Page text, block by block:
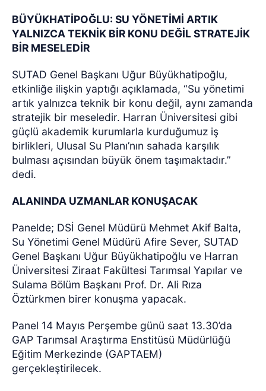
BÜYÜKHATİPOĞLU: SU YÖNETİMİ ARTIK
YALNIZCA TEKNİK BİR KONU DEĞİL STRATEJİK
BİR MESELEDİR
SUTAD Genel Başkanı Uğur Büyükhatipoğlu,
etkinliğe ilişkin yaptığı açıklamada, “Su yönetimi
artık yalnızca teknik bir konu değil, aynı zamanda
stratejik bir meseledir. Harran Üniversitesi gibi
güçlü akademik kurumlarla kurduğumuz iş
birlikleri, Ulusal Su Planı’nın sahada karşılık
bulması açısından büyük önem taşımaktadır.”
dedi.
ALANINDA UZMANLAR KONUŞACAK
Panelde; DSİ Genel Müdürü Mehmet Akif Balta,
Su Yönetimi Genel Müdürü Afire Sever, SUTAD
Genel Başkanı Uğur Büyükhatipoğlu ve Harran
Üniversitesi Ziraat Fakültesi Tarımsal Yapılar ve
Sulama Bölüm Başkanı Prof. Dr. Ali Rıza
Öztürkmen birer konuşma yapacak.
Panel 14 Mayıs Perşembe günü saat 13.30’da
GAP Tarımsal Araştırma Enstitüsü Müdürlüğü
Eğitim Merkezinde (GAPTAEM)
gerçekleştirilecek.